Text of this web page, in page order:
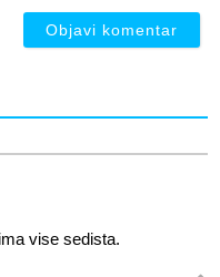
vise sedista.